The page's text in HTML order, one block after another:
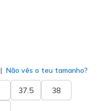
Não vês o teu tamanho?
37.5 38